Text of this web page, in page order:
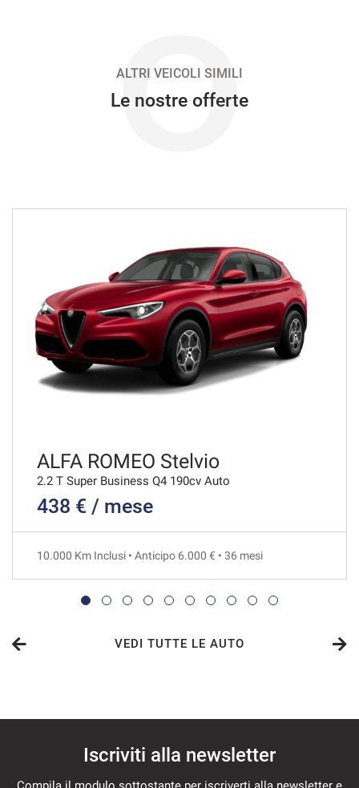
739€/mese
48 Mesi
VEDI
747€/mese
VEDI
763€/mese
36 Mesi
O
ALTRI VEICOLI SIMILI
Le nostre offerte
ALFA ROMEO Stelvio
2.2 T Super Business Q4 190cv Auto
438 € / mese
10.000 Km Inclusi • Anticipo 6.000 € • 36 mesi
VEDI TUTTE LE AUTO
Iscriviti alla newsletter